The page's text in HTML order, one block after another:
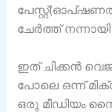
ചേർത്ത്
ഇത്‌ ചിക്കൻ
പോലെ ഒന്ന്
ഒരു മീഡിയം